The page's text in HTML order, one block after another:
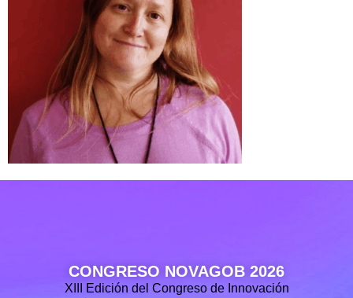
CONGRESO NOVAGOB 2026
XIII Edición del Congreso de Innovación